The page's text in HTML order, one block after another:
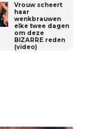
Vrouw scheert
haar
wenkbrauwen
elke twee dagen
om deze
BIZARRE reden
(video)